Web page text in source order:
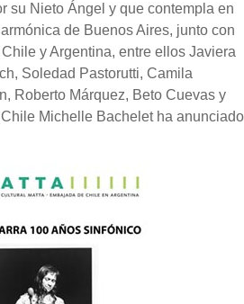
su Nieto Ángel y que contempla en
de Buenos Aires, junto con
y Argentina, entre ellos Javiera
Soledad Pastorutti, Camila
Roberto Márquez, Beto Cuevas y
Michelle Bachelet ha anunciado